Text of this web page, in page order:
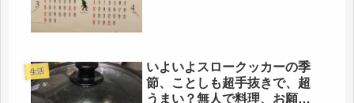
生活
いよいよスロークッカーの季
節、ことしも超手抜きで、超
うまい？無人で料理、お願い